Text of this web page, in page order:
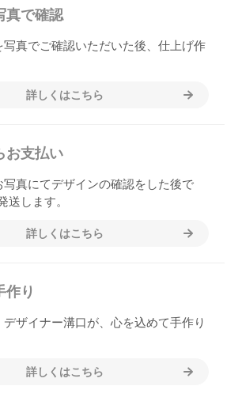
真で確認
写真でご確認いただいた後、仕上げ作
詳しくはこちら
お支払い
写真にてデザインの確認をした後で
送します。
詳しくはこちら
作り
ザイナー溝口が、心を込めて手作り
詳しくはこちら